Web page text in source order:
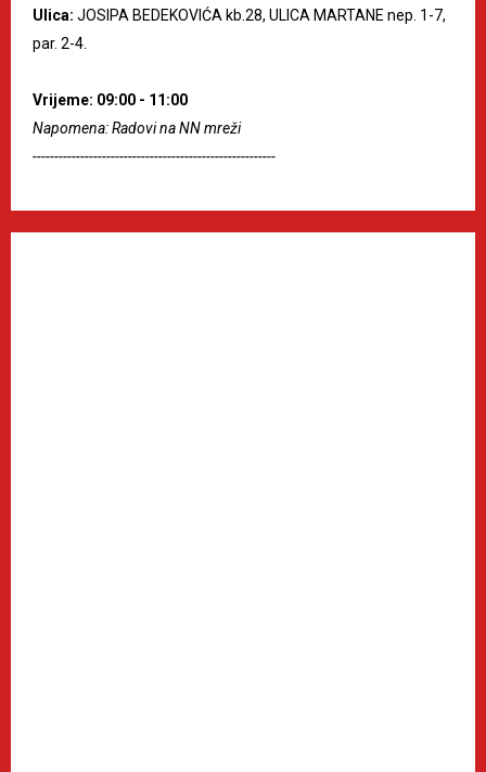
Ulica: JOSIPA BEDEKOVIĆA kb.28, ULICA MARTANE nep. 1-7,
par. 2-4.
Vrijeme: 09:00 - 11:00
Napomena: Radovi na NN mreži
--------------------------------------------------------